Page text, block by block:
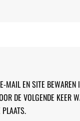
MAIL EN SITE BEWAREN
DE VOLGENDE KEER
PLAATS.